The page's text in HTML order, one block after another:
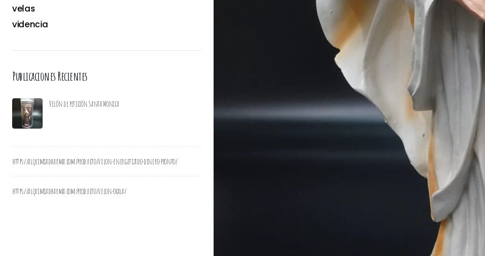
velas
videncia
Publicaciones Recientes
Velón de petición Santa Monica
https://alquimiadharma.com/producto/velon-energetizado-dinero-pronto/
https://alquimiadharma.com/producto/velon-oxala/
Velon de Peticion Cruz de Caravaca